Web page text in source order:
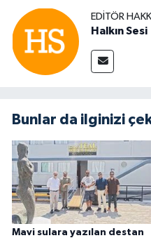
EDITÖR
Halkın Sesi
Bunlar da ilginizi
Mavi sulara yazılan destan